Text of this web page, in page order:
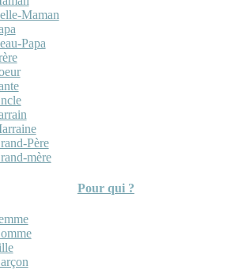
Maman
Papa
Père
mère
Pour qui ?